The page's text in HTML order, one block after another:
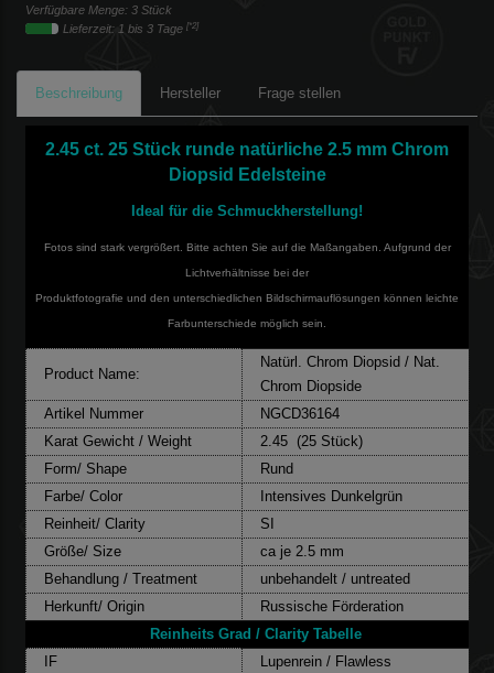
Verfügbare Menge: 3 Stück
Lieferzeit: 1 bis 3 Tage [*2]
Beschreibung Hersteller Frage stellen
2.45 ct. 25 Stück runde natürliche 2.5 mm Chrom
Diopsid Edelsteine
Ideal für die Schmuckherstellung!
Fotos sind stark vergrößert. Bitte achten Sie auf die Maßangaben. Aufgrund der
Lichtverhältnisse bei der
Produktfotografie und den unterschiedlichen Bildschirmauflösungen können leichte
Farbunterschiede möglich sein.
Product Name:
Natürl. Chrom Diopsid / Nat.
Chrom Diopside
Artikel Nummer
NGCD36164
Karat Gewicht / Weight
2.45 (25 Stück)
Form/ Shape
Rund
Farbe/ Color
Intensives Dunkelgrün
Reinheit/ Clarity
SI
Größe/ Size
ca je 2.5 mm
Behandlung / Treatment
unbehandelt / untreated
Herkunft/ Origin
Russische Förderation
Reinheits Grad / Clarity Tabelle
IF
Lupenrein / Flawless